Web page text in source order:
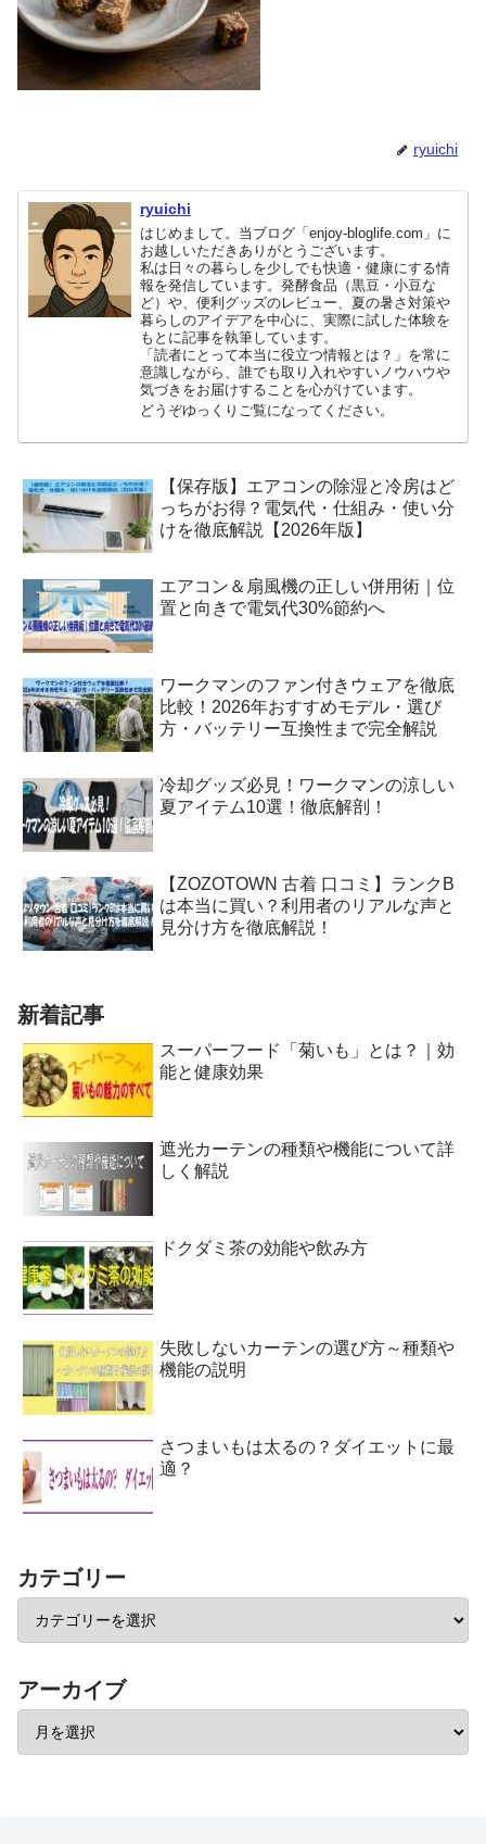
ryuichi
ryuichi
はじめまして。当ブログ「enjoy-bloglife.com」に
お越しいただきありがとうございます。
私は日々の暮らしを少しでも快適・健康にする情
報を発信しています。発酵食品（黒豆・小豆な
ど）や、便利グッズのレビュー、夏の暑さ対策や
暮らしのアイデアを中心に、実際に試した体験を
もとに記事を執筆しています。
「読者にとって本当に役立つ情報とは？」を常に
意識しながら、誰でも取り入れやすいノウハウや
気づきをお届けすることを心がけています。
どうぞゆっくりご覧になってください。
【保存版】エアコンの除湿と冷房はど
っちがお得？電気代・仕組み・使い分
けを徹底解説【2026年版】
エアコン＆扇風機の正しい併用術｜位
置と向きで電気代30%節約へ
ワークマンのファン付きウェアを徹底
比較！2026年おすすめモデル・選び
方・バッテリー互換性まで完全解説
冷却グッズ必見！ワークマンの涼しい
夏アイテム10選！徹底解剖！
【ZOZOTOWN 古着 口コミ】ランクB
は本当に買い？利用者のリアルな声と
見分け方を徹底解説！
新着記事
スーパーフード「菊いも」とは？｜効
能と健康効果
遮光カーテンの種類や機能について詳
しく解説
ドクダミ茶の効能や飲み方
失敗しないカーテンの選び方～種類や
機能の説明
さつまいもは太るの？ダイエットに最
適？
カテゴリー
アーカイブ